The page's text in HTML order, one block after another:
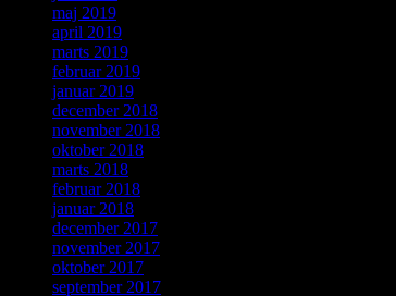
maj 2019
april 2019
marts 2019
februar 2019
januar 2019
december 2018
november 2018
oktober 2018
marts 2018
februar 2018
januar 2018
december 2017
november 2017
oktober 2017
september 2017